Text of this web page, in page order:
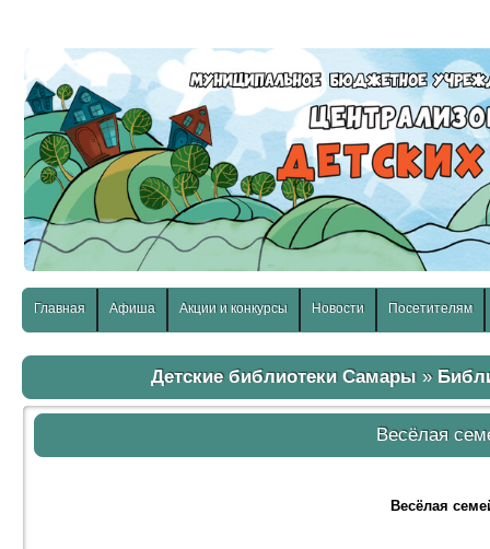
Главная Афиша Акции и конкурсы Новости Посетителям
Детские библиотеки Самары»
Весёлая
Весёлая